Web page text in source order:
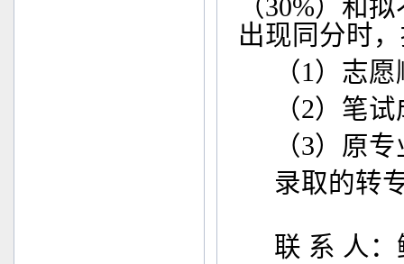
（30%）和
出现同分时
（1 ）志
（2）笔
（3）原
录取的转
联 系 人